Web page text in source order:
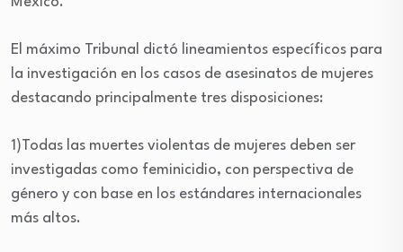
El máximo Tribunal dictó lineamientos específicos para
la investigación en los casos de asesinatos de mujeres
destacando principalmente tres disposiciones:
1)Todas las muertes violentas de mujeres deben ser
investigadas como feminicidio, con perspectiva de
género y con base en los estándares internacionales
más altos.